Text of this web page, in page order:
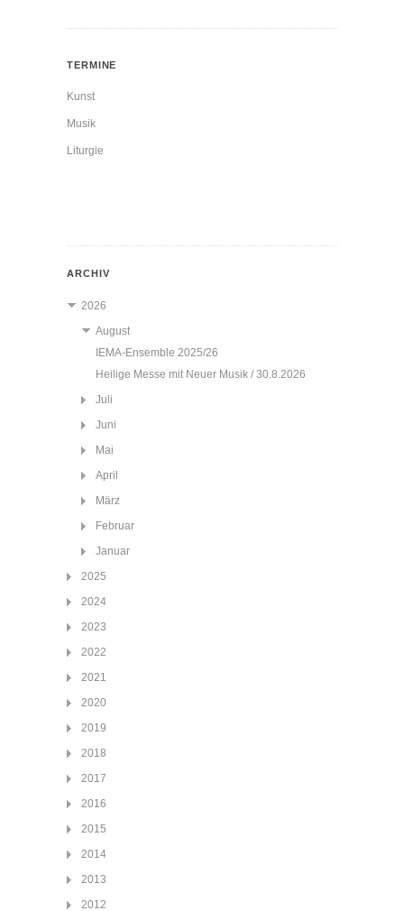
TERMINE
Kunst
Musik
Liturgie
ARCHIV
2026
August
IEMA-Ensemble 2025/26
Heilige Messe mit Neuer Musik / 30.8.2026
Juli
Juni
Mai
April
März
Februar
Januar
2025
2024
2023
2022
2021
2020
2019
2018
2017
2016
2015
2014
2013
2012